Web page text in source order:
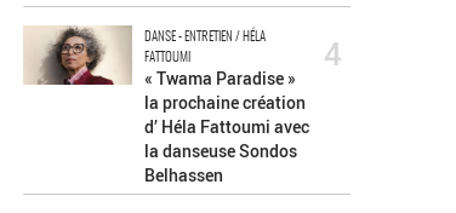
DANSE - ENTRETIEN / HÉLA
FATTOUMI
« Twama Paradise »
la prochaine création
d’ Héla Fattoumi avec
la danseuse Sondos
Belhassen
4